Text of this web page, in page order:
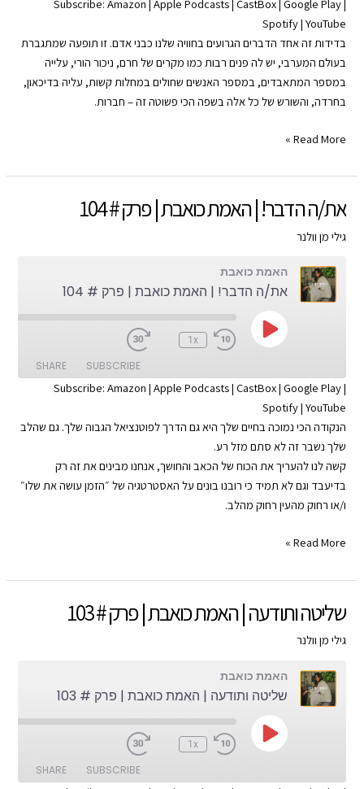
Amazon
RSS FEED
SHARE
LINK
Subscribe: Amazon | Apple Podcasts| CastBox| Google Play|
Spotify| YouTube
בדידות זה אחד הדברים הגרועים בחוויה שלנו כבני אדם. זו תופעה שמתגברת
בעולם המערבי, יש לה פנים רבות כמו מקרים של חרם, ניכור הורי, עלייה
במספר המתאבדים, במספר האנשים שחולים במחלות קשות, עליה בדיכאון,
בחרדה, והשורש של כל אלה בשפה הכי פשוטה זה – חברות.
בדידות
האמת
כואבת
|
פרק
105
Read More »
את/ה הדבר! | האמת כואבת | פרק # 104
גילי מן וולנר
האמת כואבת
את/ה הדבר! | האמת כואבת | פרק # 104
Play
Episode
1x
SUBSCRIBE
SHARE
Amazon
Spotify
YouTube
RSS FEED
SHARE
LINK
EMBED
Subscribe: Amazon | Apple Podcasts| CastBox| Google Play|
Spotify| YouTube
הנקודה הכי נמוכה בחיים שלך היא גם הדרך לפוטנציאל הגבוה שלך. גם שהלב
שלך נשבר זה לא סתם מזל רע.
קשה לנו להעריך את הכוח של הכאב והחושך, אנחנו מבינים את זה רק
בדיעבד וגם לא תמיד כי רובנו בונים על האסטרטגיה של ״הזמן עושה את שלו״
ו/או רחוק מהעין רחוק מהלב.
את/ה
|
כואבת
|
104
Read More »
שליטה ותודעה | האמת כואבת | פרק # 103
גילי מן וולנר
האמת כואבת
שליטה ותודעה | האמת כואבת | פרק # 103
Play
Episode
1x
SUBSCRIBE
SHARE